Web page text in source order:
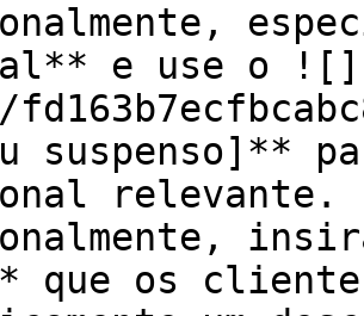
e use o ![]
suspenso]**
relevante.
que os